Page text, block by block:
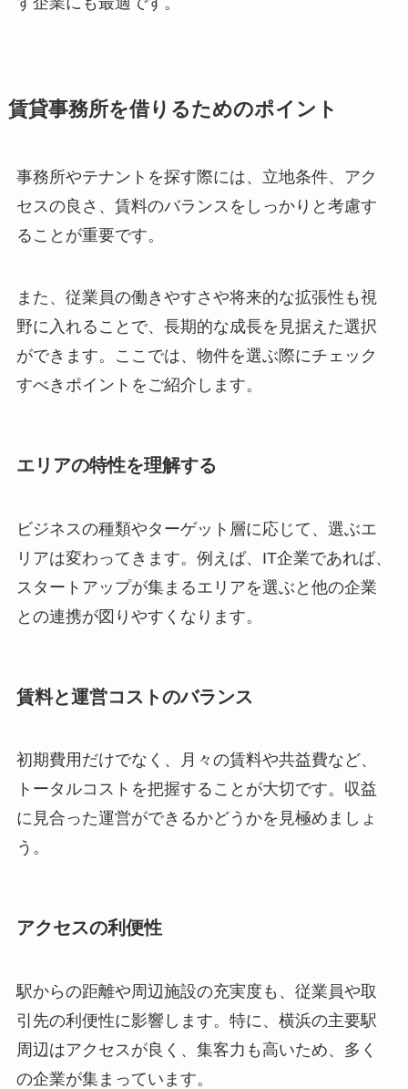
賃貸事務所を借りるためのポイント
事務所やテナントを探す際には、立地条件、アク
セスの良さ、賃料のバランスをしっかりと考慮す
ることが重要です。
また、従業員の働きやすさや将来的な拡張性も視
野に入れることで、長期的な成長を見据えた選択
ができます。ここでは、物件を選ぶ際にチェック
すべきポイントをご紹介します。
エリアの特性を理解する
ビジネスの種類やターゲット層に応じて、選ぶエ
リアは変わってきます。例えば、IT企業であれば、
スタートアップが集まるエリアを選ぶと他の企業
との連携が図りやすくなります。
賃料と運営コストのバランス
初期費用だけでなく、月々の賃料や共益費など、
トータルコストを把握することが大切です。収益
に見合った運営ができるかどうかを見極めましょ
う。
アクセスの利便性
駅からの距離や周辺施設の充実度も、従業員や取
引先の利便性に影響します。特に、横浜の主要駅
周辺はアクセスが良く、集客力も高いため、多く
の企業が集まっています。